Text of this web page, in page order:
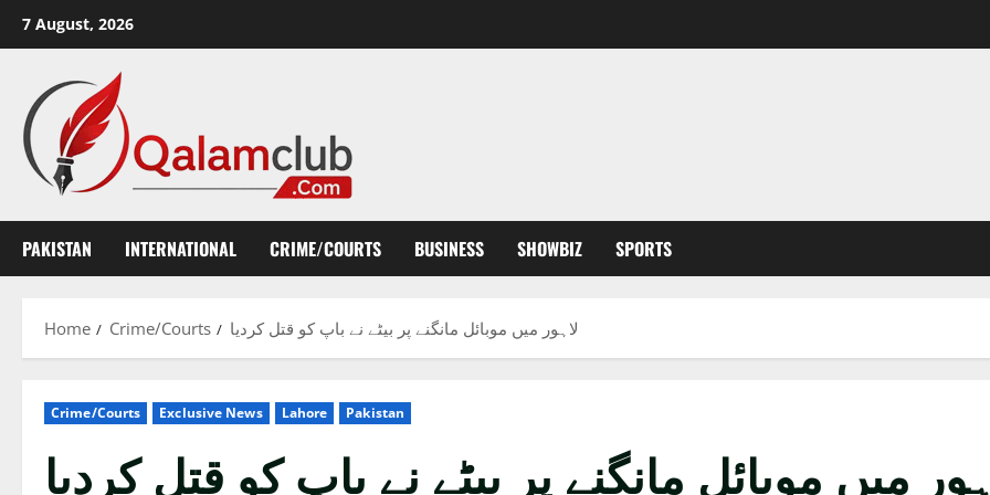
7 August, 2026
PAKISTAN INTERNATIONAL CRIME/COURTS BUSINESS SHOWBIZ SPORTS
Home Crime/Courts لاہور میں موبائل مانگنے پر بیٹے نے باپ کو قتل کردیا
Crime/Courts Exclusive News Lahore Pakistan
میں موبائل مانگنے پر بیٹے نے باپ کو قتل کردیا